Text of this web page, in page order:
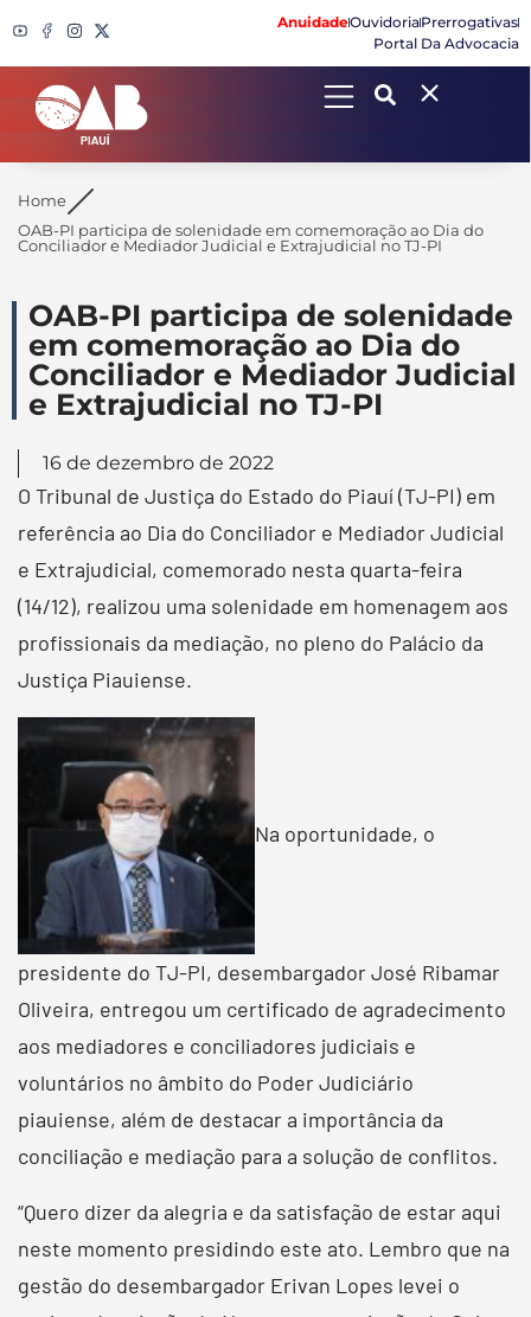
AnuidadeOuvidoriaPrerrogativas
Portal Da Advocacia
Search
Home
OAB-PI participa de solenidade em comemoração ao Dia do
Conciliador e Mediador Judicial e Extrajudicial no TJ-PI
OAB-PI participa de solenidade
em comemoração ao Dia do
Conciliador e Mediador Judicial
e Extrajudicial no TJ-PI
16 de dezembro de 2022
O Tribunal de Justiça do Estado do Piauí (TJ-PI) em
referência ao Dia do Conciliador e Mediador Judicial
e Extrajudicial, comemorado nesta quarta-feira
(14/12), realizou uma solenidade em homenagem aos
profissionais da mediação, no pleno do Palácio da
Justiça Piauiense.
Na oportunidade, o
presidente do TJ-PI, desembargador José Ribamar
Oliveira, entregou um certificado de agradecimento
aos mediadores e conciliadores judiciais e
voluntários no âmbito do Poder Judiciário
piauiense, além de destacar a importância da
conciliação e mediação para a solução de conflitos.
“Quero dizer da alegria e da satisfação de estar aqui
neste momento presidindo este ato. Lembro que na
gestão do desembargador Erivan Lopes levei o